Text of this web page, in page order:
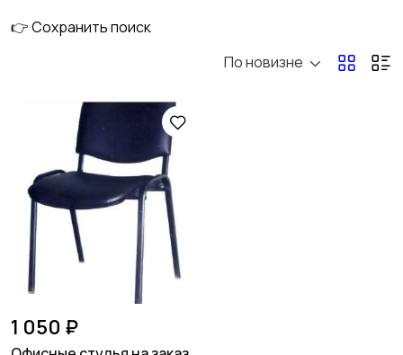
Спорт и отдых
Видеокурсы
👉 Сохранить поиск
По новизне
1 050 ₽